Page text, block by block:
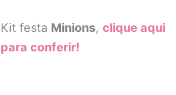
Kit festa Minions,clique aqui
para conferir!